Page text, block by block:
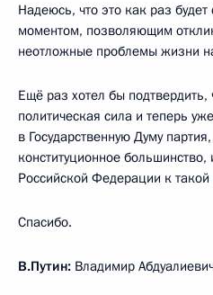
Надеюсь, что это как раз
моментом, позволяющим
неотложные проблемы жизни
Ещё раз хотел бы подтвердить,
политическая сила и теперь
в Государственную Думу
конституционное большинство,
Российской Федерации к такой
Спасибо.
В.Путин: Владимир